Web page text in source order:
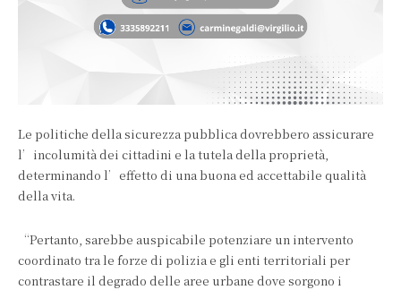
Le politiche della sicurezza pubblica dovrebbero assicurare
l’incolumità dei cittadini e la tutela della proprietà,
determinando l’effetto di una buona ed accettabile qualità
della vita.
“Pertanto, sarebbe auspicabile potenziare un intervento
coordinato tra le forze di polizia e gli enti territoriali per
contrastare il degrado delle aree urbane dove sorgono i